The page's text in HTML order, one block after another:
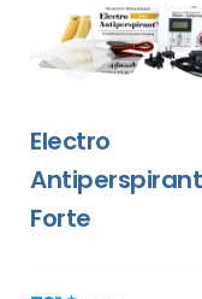
Electro
Forte